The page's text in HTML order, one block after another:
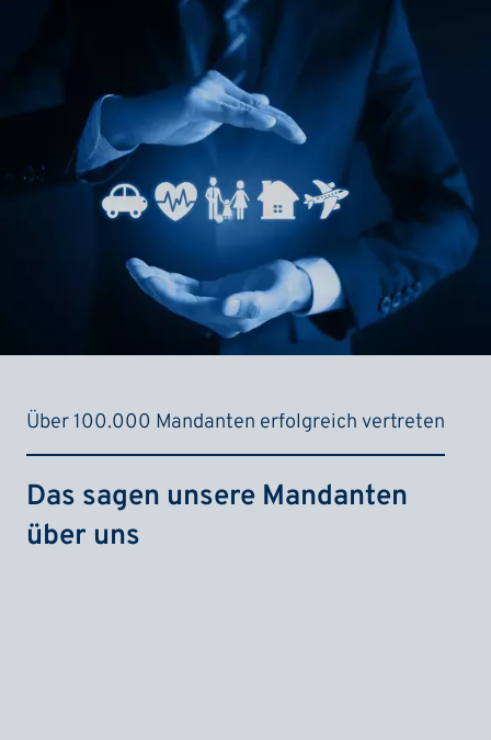
Über 100.000 Mandanten erfolgreich vertreten
Das sagen unsere Mandanten
über uns